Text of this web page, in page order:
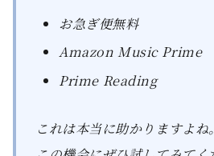
お急ぎ便無料
Amazon Music Prime
Prime Reading
これは本当に助かりますよね。